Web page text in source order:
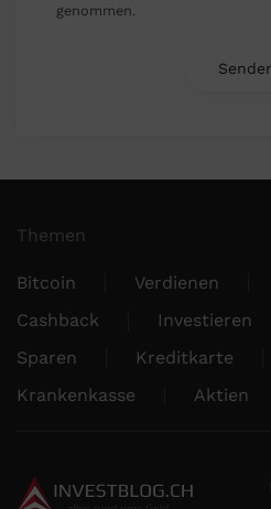
genommen.
Themen
Bitcoin Verdienen
Cashback
Investieren
Sparen
Kreditkarte
Krankenkasse
Aktien